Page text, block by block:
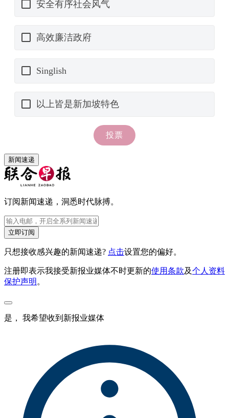
新闻速递
订阅新闻速递，洞悉时代脉搏。
立即订阅
只想接收感兴趣的新闻速递? 点击设置您的偏好。
注册即表示我接受新报业媒体不时更新的使用条款及个人资料
保护声明 。
是， 我希望收到新报业媒体